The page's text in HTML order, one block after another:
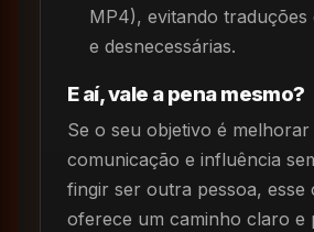
MP4), evitando traduções
e desnecessárias.
E aí, vale a pena mesmo?
Se o seu objetivo é melhorar
comunicação e influência
fingir ser outra pessoa, esse
oferece um caminho claro e